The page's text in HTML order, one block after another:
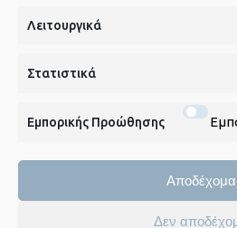
Συνεχίζοντας την πλοήγησή σας
Λειτουργικά
Στατιστικά
Εμπορικής Προώθησης
Δεν
Πολιτική
Social